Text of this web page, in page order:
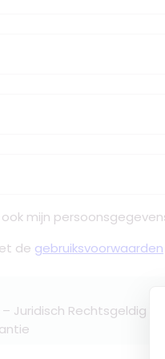
mijn
de gebruiksvoorwaarden
Juridisch Rechtsgeldig –